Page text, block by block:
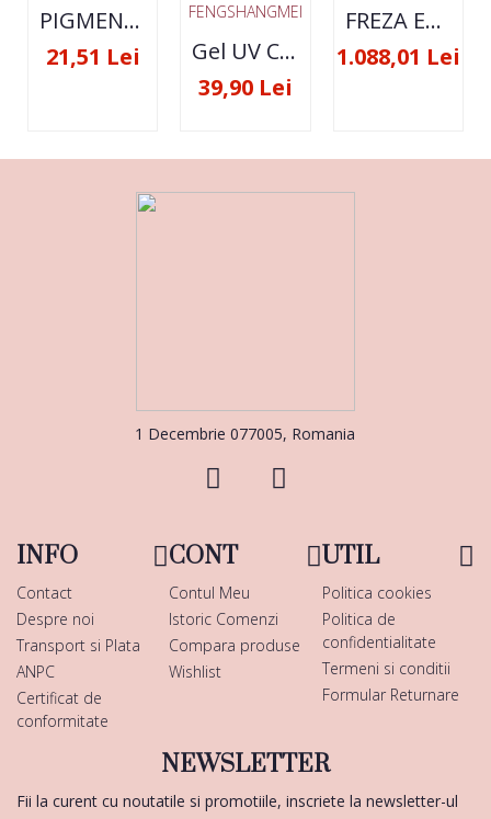
PIGMENT NEON SET 12 CULORI
21,51 Lei
FENGSHANGMEI
Gel UV Constructie FSM 50ML - 07
39,90 Lei
FREZA ELECTRICA STRONG 210 35000 RPM- ORIGINALA
1.088,01 Lei
1 Decembrie 077005, Romania
INFO
Contact
Despre noi
Transport si Plata
ANPC
Certificat de
conformitate
CONT
Contul Meu
Istoric Comenzi
Compara produse
Wishlist
UTIL
Politica cookies
Politica de
confidentialitate
Termeni si conditii
Formular Returnare
NEWSLETTER
Fii la curent cu noutatile si promotiile, inscriete la newsletter-ul